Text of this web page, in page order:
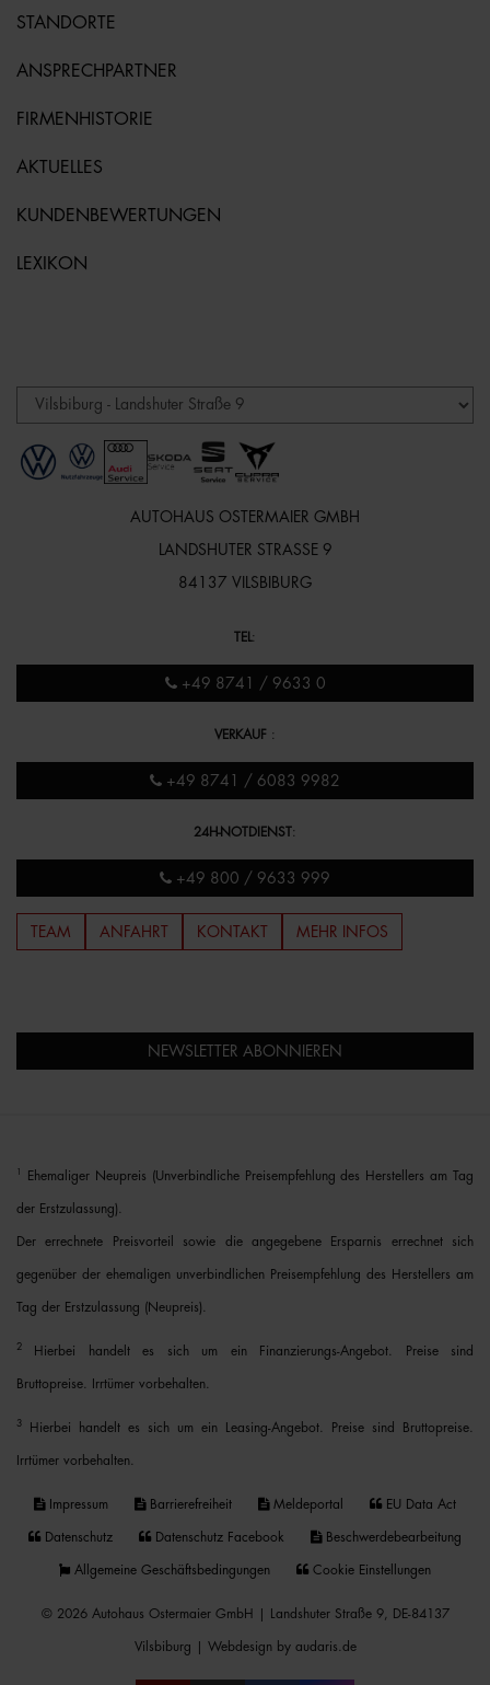
STANDORTE
ANSPRECHPARTNER
FIRMENHISTORIE
AKTUELLES
KUNDENBEWERTUNGEN
LEXIKON
AUTOHAUS OSTERMAIER GMBH
LANDSHUTER STRASSE 9
84137 VILSBIBURG
TEL :
+49 8741 / 9633 0
VERKAUF :
+49 8741 / 6083 9982
24H-NOTDIENST:
+49 800 / 9633 999
TEAM ANFAHRT KONTAKT MEHR INFOS
NEWSLETTER ABONNIEREN
Ehemaliger Neupreis (Unverbindliche Preisempfehlung des Herstellers am Tag
der Erstzulassung).
Der errechnete Preisvorteil sowie die angegebene Ersparnis errechnet sich
gegenüber der ehemaligen unverbindlichen Preisempfehlung des Herstellers am
Tag der Erstzulassung (Neupreis).
2 Hierbei handelt es sich um ein Finanzierungs-Angebot. Preise sind
Bruttopreise. Irrtümer vorbehalten.
3 Hierbei handelt es sich um ein Leasing-Angebot. Preise sind Bruttopreise.
Irrtümer vorbehalten.
Impressum Barrierefreiheit Meldeportal EU Data Act
Datenschutz Datenschutz Facebook Beschwerdebearbeitung
Allgemeine Geschäftsbedingungen Cookie Einstellungen
© 2026 Autohaus Ostermaier GmbH | Landshuter Straße 9, DE-84137
Vilsbiburg | Webdesign by audaris.de